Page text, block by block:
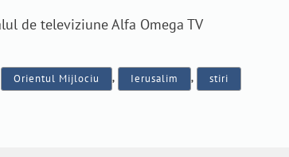
de televiziune Alfa Omega TV
Orientul Mijlociu , Ierusalim , stiri